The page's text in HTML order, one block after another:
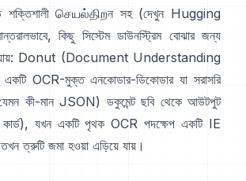
শক্তিশালী செயல்திறন সহ (দেখুন Hugging
কিছু সিস্টেম ডাউনস্ট্রিম বোঝার জন্য
Donut (Document Understanding
একটি OCR-মুক্ত এনকোডার-ডিকোডার যা সরাসরি
কী-মান JSON) ডকুমেন্ট ছবি থেকে আউটপুট
), যখন একটি পৃথক OCR পদক্ষেপ একটি IE
ত্রুটি জমা হওয়া এড়িয়ে যায়।